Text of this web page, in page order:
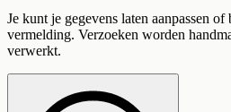
Je kunt je gegevens laten aanpassen of
vermelding. Verzoeken worden
verwerkt.